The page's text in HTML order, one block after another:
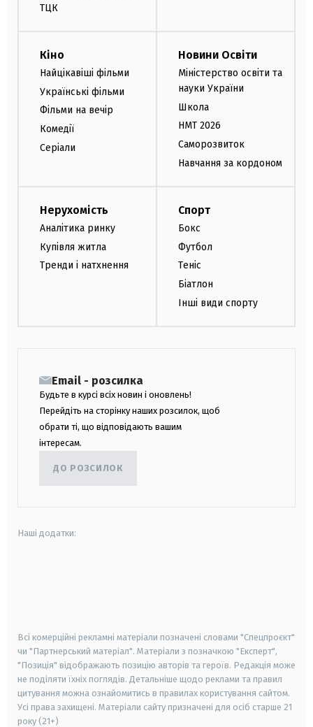
ТЦК
Кіно
Найцікавіші фільми
Українські фільми
Фільми на вечір
Комедії
Серіали
Новини Освіти
Міністерство освіти та
науки України
Школа
НМТ 2026
Саморозвиток
Навчання за кордоном
Нерухомість
Аналітика ринку
Купівля житла
Тренди і натхнення
Спорт
Бокс
Футбол
Теніс
Біатлон
Інші види спорту
Email - розсилка
Будьте в курсі всіх новин і оновлень!
Перейдіть на сторінку наших розсилок, щоб
обрати ті, що відповідають вашим
інтересам.
ДО РОЗСИЛОК
Наші додатки:
Всі комерційні рекламні матеріали позначені словами "Спецпроєкт"
чи "Партнерський матеріал". Матеріали з позначкою "Експерт",
"Позиція" відображають позицію авторів та героїв. Редакція може
не поділяти їхніх поглядів. Детальніше щодо реклами та правил
цитування можна ознайомитись в правилах користування сайтом.
Усі права захищені. Матеріали сайту призначені для осіб старше 21
року (21+)